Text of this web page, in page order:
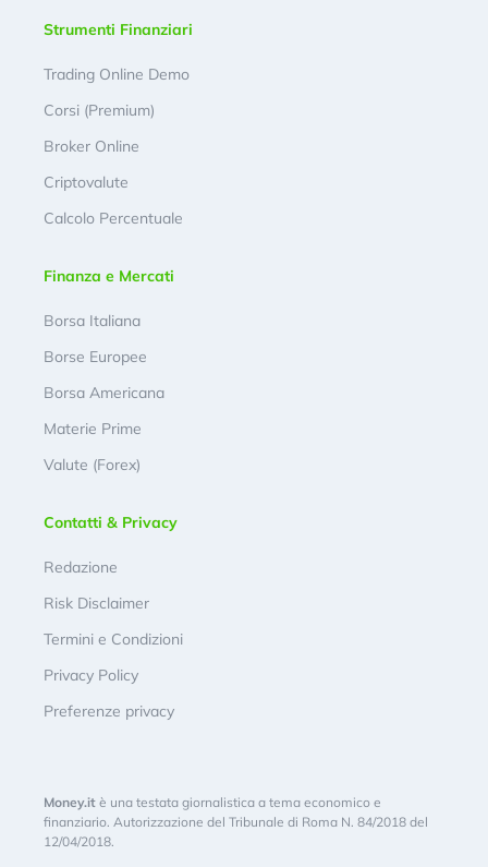
Strumenti Finanziari
Trading Online Demo
Corsi (Premium)
Broker Online
Criptovalute
Calcolo Percentuale
Finanza e Mercati
Borsa Italiana
Borse Europee
Borsa Americana
Materie Prime
Valute (Forex)
Contatti & Privacy
Redazione
Risk Disclaimer
Termini e Condizioni
Privacy Policy
Preferenze privacy
Money.it è una testata giornalistica a tema economico e
finanziario. Autorizzazione del Tribunale di Roma N. 84/2018 del
12/04/2018.